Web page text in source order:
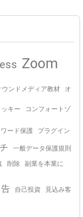
Zoom
ウンドメディア教材 オ
ッキー コンフォートゾ
ード保護 プラグイン
一般データ保護規則
削除 副業を本業に
自己投資 見込み客